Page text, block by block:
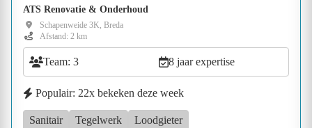
ATS Renovatie & Onderhoud
Schapenweide 3K, Breda
Afstand: 2 km
Team: 3 8 jaar expertise
Populair: 22x bekeken deze week
Sanitair Tegelwerk Loodgieter